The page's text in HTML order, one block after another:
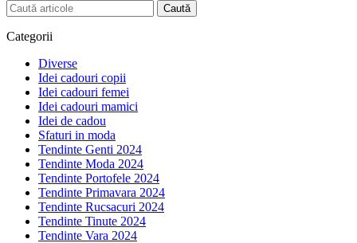
Caută
Categorii
Diverse
Idei cadouri copii
Idei cadouri femei
Idei cadouri mamici
Idei de cadou
Sfaturi in moda
Tendinte Genti 2024
Tendinte Moda 2024
Tendinte Portofele 2024
Tendinte Primavara 2024
Tendinte Rucsacuri 2024
Tendinte Tinute 2024
Tendinte Vara 2024